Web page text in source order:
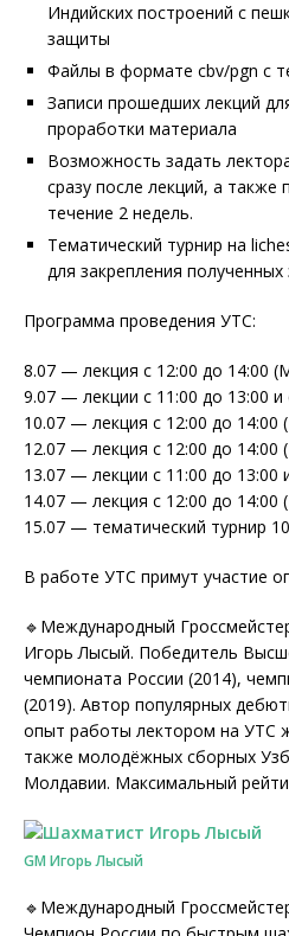
Индийских построений с
защиты
Файлы в формате cbv/pgn с
Записи прошедших лекций
проработки материала
Возможность задать
сразу после лекций, а также
течение 2 недель.
Тематический турнир на
для закрепления полученных
Программа проведения УТС:
8.07 — лекция с 12:00 до 14:00
9.07 — лекции с 11:00 до 13:00
10.07 — лекция с 12:00 до 14:00
12.07 — лекция с 12:00 до 14:00
13.07 — лекции с 11:00 до 13:00
14.07 — лекция с 12:00 до 14:00
15.07 — тематический турнир
В работе УТС примут участие
🔹Международный
Игорь Лысый. Победитель
чемпионата России (2014),
(2019). Автор популярных
опыт работы лектором на УТС
также молодёжных сборных
Молдавии. Максимальный
GM Игорь Лысый
🔹Международный